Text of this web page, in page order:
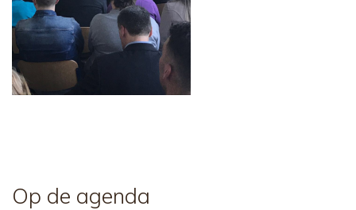
Op de agenda